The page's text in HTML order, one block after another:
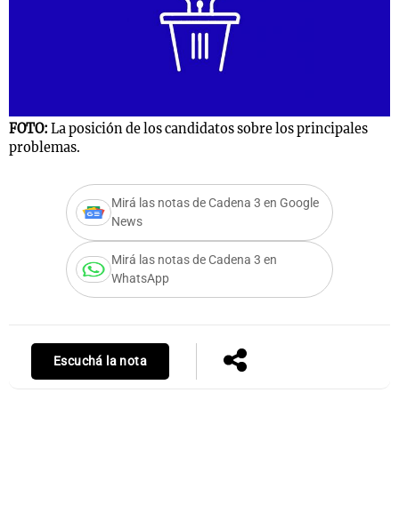
FOTO: La posición de los candidatos sobre los principales
problemas.
Mirá las notas de Cadena 3 en Google
News
Mirá las notas de Cadena 3 en
WhatsApp
Escuchá la nota
Notas
Mundial 2026
La Sole en
Cadena 3